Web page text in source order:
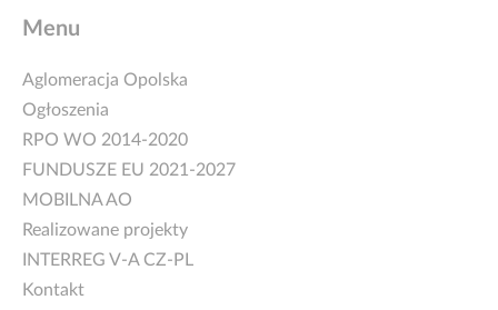
Menu
Aglomeracja Opolska
Ogłoszenia
RPO WO 2014-2020
FUNDUSZE EU 2021-2027
MOBILNA AO
Realizowane projekty
INTERREG V-A CZ-PL
Kontakt